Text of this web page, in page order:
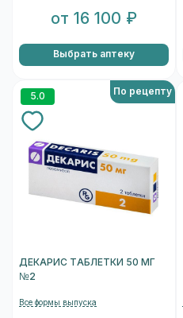
от 16 100 ₽
Выбрать аптеку
5.0 По рецепту
ДЕКАРИС ТАБЛЕТКИ 50 МГ
№2
Все формы выпуска